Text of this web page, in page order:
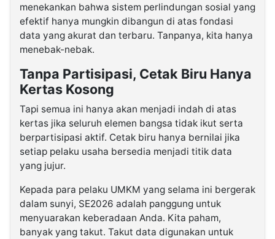
menekankan bahwa sistem perlindungan sosial yang
efektif hanya mungkin dibangun di atas fondasi
data yang akurat dan terbaru. Tanpanya, kita hanya
menebak-nebak.
Tanpa Partisipasi, Cetak Biru Hanya
Kertas Kosong
Tapi semua ini hanya akan menjadi indah di atas
kertas jika seluruh elemen bangsa tidak ikut serta
berpartisipasi aktif. Cetak biru hanya bernilai jika
setiap pelaku usaha bersedia menjadi titik data
yang jujur.
Kepada para pelaku UMKM yang selama ini bergerak
dalam sunyi, SE2026 adalah panggung untuk
menyuarakan keberadaan Anda. Kita paham,
banyak yang takut. Takut data digunakan untuk